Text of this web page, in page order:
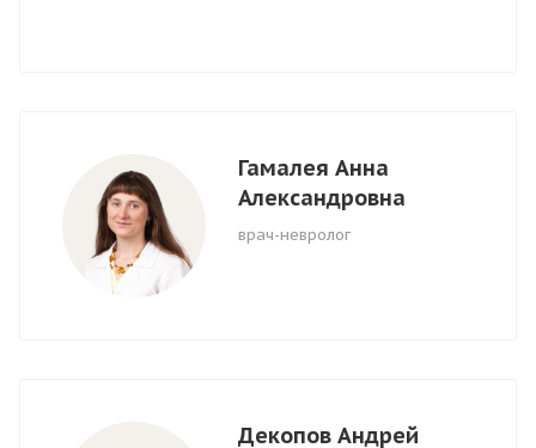
Гамалея Анна
Александровна
врач-невролог
Декопов Андрей